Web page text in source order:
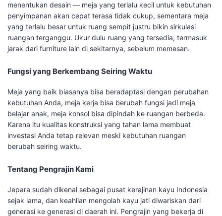
menentukan desain — meja yang terlalu kecil untuk kebutuhan
penyimpanan akan cepat terasa tidak cukup, sementara meja
yang terlalu besar untuk ruang sempit justru bikin sirkulasi
ruangan terganggu. Ukur dulu ruang yang tersedia, termasuk
jarak dari furniture lain di sekitarnya, sebelum memesan.
Fungsi yang Berkembang Seiring Waktu
Meja yang baik biasanya bisa beradaptasi dengan perubahan
kebutuhan Anda, meja kerja bisa berubah fungsi jadi meja
belajar anak, meja konsol bisa dipindah ke ruangan berbeda.
Karena itu kualitas konstruksi yang tahan lama membuat
investasi Anda tetap relevan meski kebutuhan ruangan
berubah seiring waktu.
Tentang Pengrajin Kami
Jepara sudah dikenal sebagai pusat kerajinan kayu Indonesia
sejak lama, dan keahlian mengolah kayu jati diwariskan dari
generasi ke generasi di daerah ini. Pengrajin yang bekerja di